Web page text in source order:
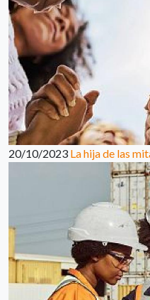
20/10/2023 La hija de las